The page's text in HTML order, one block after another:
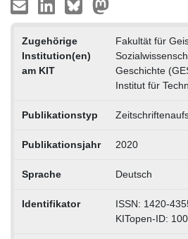
Zugehörige
Institution(en)
am KIT
Fakultät für
Geschichte
Institut für
Publikationstyp
Publikationsjahr 2020
Sprache Deutsch
Identifikator
ISSN: 1420-
KITopen-ID: